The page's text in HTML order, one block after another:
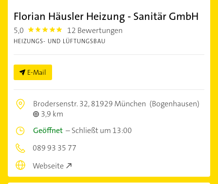
Florian Häusler Heizung - Sanitär GmbH
5,0 5.0 12 Bewertungen
HEIZUNGS- UND LÜFTUNGSBAU
E-Mail
Brodersenstr. 32,81929 München (Bogenhausen)
3,9 km
Geöffnet –Schließt um 13:00
089 93 35 77
Webseite